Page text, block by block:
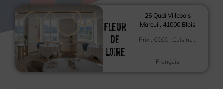
Fleur
de
Loire
26 Quai Villebois
Mareuil, 41000 Blois
Prix : €€€€– Cuisine :
Français